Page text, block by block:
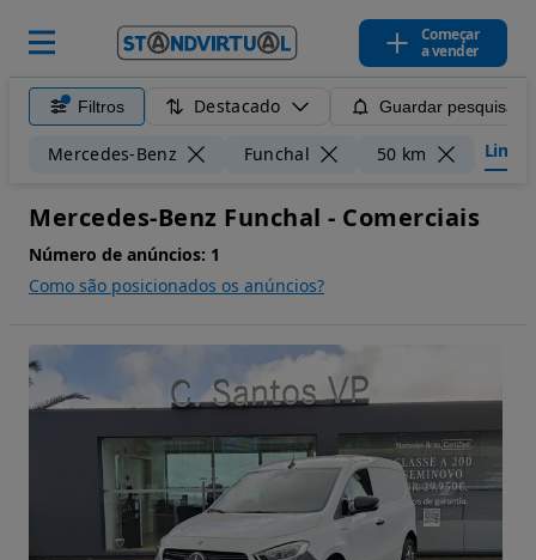
Começar
a vender
Filtros Destacado Guardar pesquisa
Mercedes-Benz Funchal 50 km
Mercedes-Benz Funchal - Comerciais
Número de anúncios: 1
Como são posicionados os anúncios?